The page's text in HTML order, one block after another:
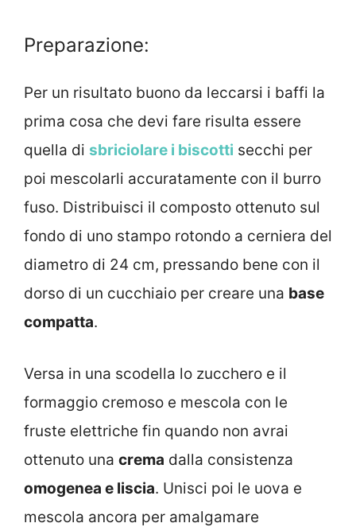
Preparazione:
Per un risultato buono da leccarsi i baffi la
prima cosa che devi fare risulta essere
quella di sbriciolare i biscotti secchi per
poi mescolarli accuratamente con il burro
fuso. Distribuisci il composto ottenuto sul
fondo di uno stampo rotondo a cerniera del
diametro di 24 cm, pressando bene con il
dorso di un cucchiaio per creare una base
compatta.
Versa in una scodella lo zucchero e il
formaggio cremoso e mescola con le
fruste elettriche fin quando non avrai
ottenuto una crema dalla consistenza
omogenea e liscia. Unisci poi le uova e
mescola ancora per amalgamare